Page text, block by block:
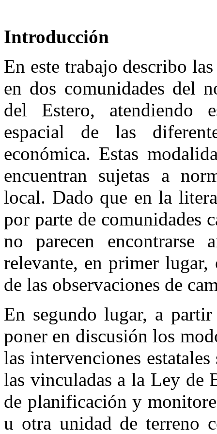
Introducción
En este trabajo describo
en dos comunidades del
del Estero, atendiendo
espacial de las
económica. Estas
encuentran sujetas a
local. Dado que en la
por parte de comunidades
no parecen encontrarse
relevante, en primer lugar,
de las observaciones de
En segundo lugar, a
poner en discusión los
las intervenciones
las vinculadas a la Ley de
de planificación y
u otra unidad de terreno